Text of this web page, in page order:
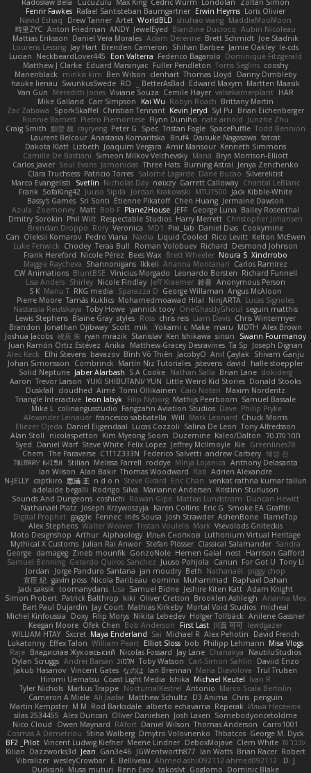
Loris Olivier
Erwin Heyms
Rafael Santisteban Baumgartner
Fenrir Fawkes
MaddieMooMoon
shuhao wang
WorldBLD
Artet
Drew Tanner
Navid Eshaq
Aubin Nicoleau
Blandine Ducrocq
JewelEyed
ANDY
Anton Friedman
時里ZYC
Joe Stadnik
Brett Schmidt
Adam Derenne
Daniel Vera Morales
Mattias Eriksson
le-cds
Jamie Oakley
Shihan Barbee
Brenden Cameron
Jay Hart
Lourens Lessing
Dominique Fitzgerald
Federico Bagarolo
Eon Valterra
NeckbeardLover445
Lucian
cooshy
Toms Seglins
Fuller Pendleton
Eduard Marsinyac
Matthew J Clarke
Danny Dimbleby
Thomas Lloyd
clenhart
Ben Wilson
minkis kim
Manenblack
Martten Maasik
Edward Maxym
BetterAsBad _
RO
SwunkusSwede
hauke lienau
HAR
valsekamerplant
Cemile Høyer
Viviane Souza
Meredith Jones
Van Gun
Brittany Martin
Robyn Roach
Kai Wu
Carr Simpson
Mike Galland
Brian Eichenberger
Syl Pu
Kevin Jeryd
Christian Tennant
SporkSkaffel
Zac Zabawa
Junzhe Zhu
nate arnold
Flynn Duniho
Pietro Piemontese
Ronnie Barnett
Todd Bennion
SpacePuffle
Tristan Fogle
Spec
Peter G
rayryeng
鸝瑩 魏
Craig Smith
fatcat
Daisuke Nagasawa
Bruf4
Anastasia Komaritska
Laurent Belcour
Kenneth Simmons
Amir Mansour
Joaquim Vergara
Lizbeth
Dakota Klatt
Bryn Morrison-Elliott
Mana
Simeon Milkov Velchevsky
Camille De Bastiani
Jenya Zenchenko
Burning Astral
Three Hats
Jamonidas
Soul Evans
Carlos Javier
Silverelitist
Dane Bucao
Salomé Lagarde
Patricio Torres
Clara Truchsess
Chantal LeBlanc
Garrett Calloway
nøixzy
Nicholas Day
Svetlin
Marco Evangelisti
Jack Kibble-White
MTU1500
Jordan Krakowski
Juuso Sipilä
SofaKing42
Frank
Jermaine Dawson
Chen Huang
Étienne Pikatoff
Sri Sonti
Bassy's Games
Bailey Rosenthal
George Luna
JEFF
Plane2House
Bob F
Matt
Zoemoney
Azula
Christopher Johansen
Harry Merrett
Respectable Studios
Phil Wilt
Dmitry Sorokin
Cookymine
Daniel Dias
Pixi_lab
MD1
Veronica
Rory
Brendan Droppo
Kelton McEwen
Rico Levitt
Liquid Cooled
Nadia
Pedro Viana
Oleksii Komarov
Can
Desmond Johnson
Richard
Roman Volobuev
Teraa Bull
Chodey
Luke Fenwick
Xindrrobo
Noura S
Brett Wheeler
Bees Wax
Nicole Pérez
Frank Hereford
Carlos Ramírez
Arianna Montanari
Ikkeii
Shannonigans
Maggie Raycheva
Richard Funnell
Leonardo Borsten
Vinicius Morgado
BluntBSE
CW Animations
Anonymous Person
鈴葵
Jeff Kraemer
Nicole Findlay
Shirley
Lisa Anders
Angus McAloon
George Willaman
Sparazza D
RKG media
Manu T
S K
Lucas Signoles
NinjARTA
Mohamedmoawad Hilal
Tamás Kuklics
Pierre Moore
seguin matthis
OneGhastlyGhoul
yannick tooy
Toby Howe
Nastassia Reutskaya
Chris Wintermyer
Liam Davis
chris reis
Ross
styles
Blaine Gray
Lewis Stephens
Alex Brown
MDTH
maru
Make
Yokami c:
mik
Scott
Jonathan Ojibway
Brandon
Swann Fourmanoy
sinsin
Ken Ishikawa
Stanislav
ryan mrazik
峻辰 朱
Joshua Jacobs
Joseph Dignan
Ta Sp
Matthew-Gracey Desravines
Anika
Juan Ramón Ortiz Estévez
Shivam Ganju
Anıl Çaylak
JacobyO
Bình Võ Thiên
bavazov
Elhi Stevens
Alec Keck
halle stoeppler
david
jstevens
Martín Niz Tutoriales
Combrinck
Johan Simonsson
dokiderg
Brian Lane
Nathan Salla
S A Cooke
Jaber Alarbash
Solid Neptune
Donald Stooks
Little Weird Kid Stories
YUKI SHIBUTANI/ YUN
Trevor Larson
Aaron
Maxim Nordentz
Caio Notari
Tomi Ollikainen
Aimé
cloudhed
Duskfall
Samuel Bassale
Mathijs Peerboom
Filip Nyborg
leon labyk
Triangle Interactive
Philip Pryke
Dave
Fangzahn Aviation Studios
colinangusstudio
Mike L.
Chuck Morris
Mark Leonard
Will
francesco sabbatella
Alexander Leinauer
Tony Alfredsson
Salina De Leon
Lucas Cozzoli
Daniel Eijgendaal
Eliézer Ojeda
תמר פלג טל Kaleo/Dalton
Duzemine
Kim Myeong Soom
nicolaspetton
Alan Stoll
Greenlines78
Kie
Jeffrey McIlmoyle
Felix Lopez
Steve White
Daniel Warf
Syed
혜영 전
andrew Carbery
Federico Salvetti
C1T1Z333N
The Paraverse
Chem
Anthony Delasanta
Minja Lojanica
roddye
Melissa Farrell
Stilian
ꌃ꒒ꀎꋪꋪꌩ ꀘꈤꀤꁅꃅ꓄
Adrien Alexandre
Rab
Thomas Woodward
Alan Bakir
Ian Wilson
venkat rathna kumar talluri
Eric Chan
Steve Girard
n d o n
思涵 王
captkiro
N-JELLY
Kristinn Sturluson
Marianne Andersen
Rodrigo Silva
adelaide begalli
Duncan Hewitt
Mattias Lundstrom
Rowan Gipe
coshichi
Sounds And Dungeons
Smoke EA Graffiti
Eric G
Karen Collins
Joseph Krzywoszyja
Nathanaël Platz
FlameTop
AshenBone
Josh Strawder
Inês Sousa
Fennec
gaggle
Digital Prophet
Vsevolods Gniteckis
Mark
Tristan Voulelis
Walter Weaver
Alex Stephens
Luthonium Virtual Heritage
Илья Снопков
Alphaology
Arthur
Moto Designshop
Sandra
Classical Salamander
Stefan Plösser
Julian Rai Anwor
Mythical X Customs
Harrison Gafford
nost
Hemen Galal
GonzoNole
Zineb mounfik
damageg
George
Tony Li
For Got U
Canun
Juuso Pohjola
Gerardo Quiros Sanchez
Samuel Benning
piggy chop
Nathanaël
Beth
jan moudry
Jorge Panduro Santana
Jordan
Raphael Dahan
Muhammad
oominx
Nicola Baribeau
gavin poss
宣臣 紀
Adam Knight
Jeshire Kiten Katt
Samuel Bidne
Lisa
toomanydans
Jack saksik
Arianna Mex
Brooklen Ashleigh
Oliver Cretton
kiki
Patrick Balthrop
Simon Probert
micheal
Mortal Void Studios
Mathias Kirkeby
Jay Court
Bart Paul Dujardin
Anilene Gassner
Holger Tollbäck
Nikita Lebedev
Filip Morys
Doxy
Michel Kinfoussia
lewdgazer
川頁 可可
First Last
Bob Anderson
Ofek Chen
Keegan Moore
David French
Alex Pehotin
Michael R
Sai
Maya Enderland
Sxcret
WILLIAM HTAY
Misa Vlogs
Philipp Lehmann
bob
Elliot Sloss
William Peart
Effex Talon
Lukatonny
NautiluStudios
Chanakya
Jay Lane
Nicolas Fossard
Владислав Жуковський
Raje
Daviid Enzo
Carl-Simon Sahlin
Toby Watson אלמוג Andrei Barsan
Dylan Scruggs
Trul Trulsen
Maria Diavolova
Ian Brennan
なのは
Vincent Gates
Jakub Hasanov
Ivan R
Michael Keutel
Ishika
Coast Light Media
Hiromi Uematsu
Marco Scala Bertolin
Antonio
NocturnalKestrel
Markus Trappe
Tyler Nichols
penguin
Chris
D3 Anima
Matthew Schultz
Ali Jaafar
Cameron A Miele
Илья Несенюк
Reperak
alberto echavarria
Rod Barksdale
M M
Martin Kempster
Somebodyoncetoldme
Josh Laxen
Oliver Danielsen
Alex Duncan
silas 2534455
Carro1001
Thomas Anderson
Daniel Wilson
RAfort
Owen Maynard
Nico Cloud
George M. Dyck
Thbatcos
Dmytro Volovnenko
Stina Walberg
Cosmas A Demetriou
ענבר פז Clem White
DeboxMojave
Meene Lindner
Vincent Ludwig Kiefner
BF2 _Pilot
Robert
Brian Racer
Ian Watts
JGWentworth877
Gan3e46
Jean
Dazzworks3d
Kilian
D. J.
Ahmed.ashii092112 ahmed092112
E. Belliveau
wesleyCrowbar
Vibralizer
Dominic Blake
Goglomo
takoslvt
Renn Exev
Musa muturi
Ducksink